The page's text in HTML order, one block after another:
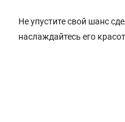
Не упустите свой шанс
наслаждайтесь его